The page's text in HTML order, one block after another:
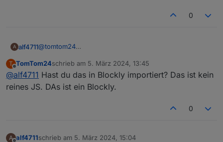
0
A alf4711@tomtom24
Aber wie kann ich das für mich nutzen?
Kopiere ich das Script 1:1 in iobroker erscheint eine
Fehlermeldung:
javascript.0 (31999)
script.js.PV_(E3DC).PV_Wallbox_Tag_-Scipt_TEST
compile failed: at script.js.PV_(E3DC).PV_Wallbox_Tag_-
Sorry, ich bin wirklich blutiger Anfänger....
T
Offline
TomTom24schrieb am 5. März 2024, 13:45
zuletzt editiert von
@alf4711 Hast du das in Blockly importiert? Das ist kein
reines JS. DAs ist ein Blockly.
0
A alf4711schrieb am 5. März 2024, 15:04